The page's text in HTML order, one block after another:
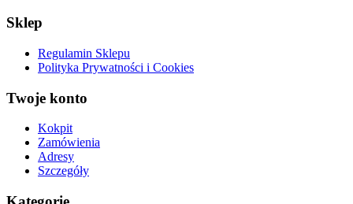
Sklep
Regulamin Sklepu
Polityka Prywatności i Cookies
Twoje konto
Kokpit
Zamówienia
Adresy
Szczegóły